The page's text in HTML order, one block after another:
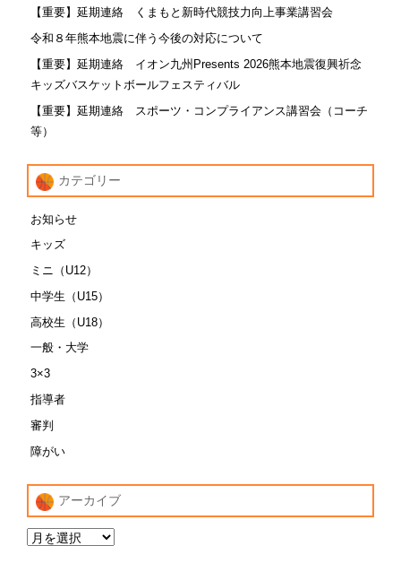
【重要】延期連絡 くまもと新時代競技力向上事業講習会
令和８年熊本地震に伴う今後の対応について
【重要】延期連絡 イオン九州Presents 2026熊本地震復興祈念
キッズバスケットボールフェスティバル
【重要】延期連絡 スポーツ・コンプライアンス講習会（コーチ
等）
カテゴリー
お知らせ
キッズ
ミニ（U12）
中学生（U15）
高校生（U18）
一般・大学
3×3
指導者
審判
障がい
アーカイブ